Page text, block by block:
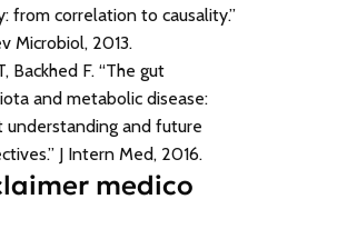
from correlation to causality.”
Microbiol, 2013.
Backhed F. “The gut
and metabolic disease:
understanding and future
J Intern Med, 2016.
medico